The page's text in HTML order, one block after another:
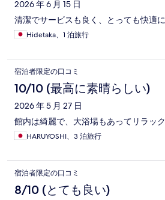
ミ
2026 年 6 月 15 日
清潔でサービスも良く、とっても快適に
Hidetaka、1 泊旅行
宿泊者限定の口コミ
10/10 (最高に素晴らしい)
2026 年 5 月 27 日
館内は綺麗で、大浴場もあってリラッ
HARUYOSHI、3 泊旅行
宿泊者限定の口コミ
8/10 (とても良い)